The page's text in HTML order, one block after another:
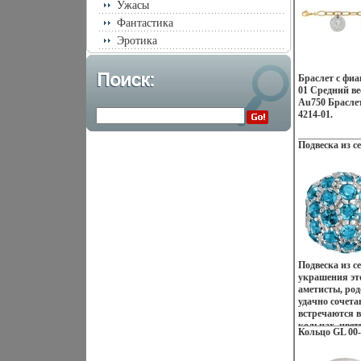
Ужасы
Фантастика
Эротика
усиливающая
Браслет с
01 Средний
Au750
4214-01.
Подвеска из
Подвеска из
украшения
аметисты,
удачно
встречаются
кольцах,
волшебной
Кольцо GL